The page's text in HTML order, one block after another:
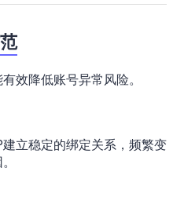
效降低账号异常风险。
立稳定的绑定关系，频繁变